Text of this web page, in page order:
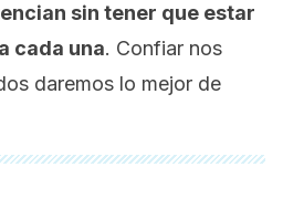
sin tener que estar
cada una. Confiar nos
daremos lo mejor de